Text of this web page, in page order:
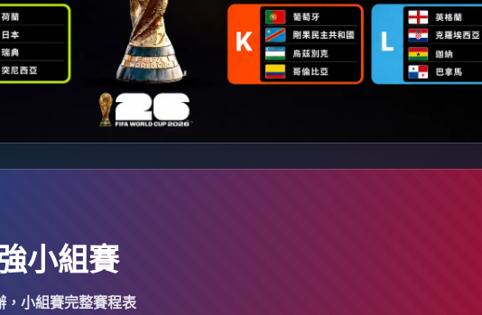
小組賽
，小組賽完整賽程表